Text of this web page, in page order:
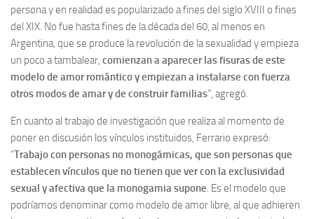
persona y en realidad es popularizado a fines del siglo XVIII o fines
del XIX. No fue hasta fines de la década del 60, al menos en
Argentina, que se produce la revolución de la sexualidad y empieza
un poco a tambalear, comienzan a aparecer las fisuras de este
modelo de amor romántico y empiezan a instalarse con fuerza
otros modos de amar y de construir familias”, agregó.
En cuanto al trabajo de investigación que realiza al momento de
poner en discusión los vínculos instituidos, Ferrario expresó:
“Trabajo con personas no monogámicas, que son personas que
establecen vínculos que no tienen que ver con la exclusividad
sexual y afectiva que la monogamia supone . Es el modelo que
podríamos denominar como modelo de amor libre, al que adhieren